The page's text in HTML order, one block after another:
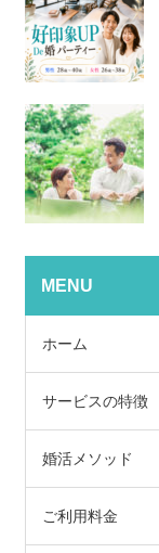
MENU
ホーム
サービスの特徴
婚活メソッド
ご利用料金